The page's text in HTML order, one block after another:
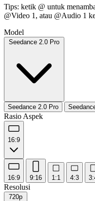
Tips: ketik @ untuk
@Video 1, atau @Audio 1
Model
Seedance 2.0 Pro
Seedance 2.0 Pro
Rasio Aspek
16:9
16:9 9:16 1:1 4:3
Resolusi
720p